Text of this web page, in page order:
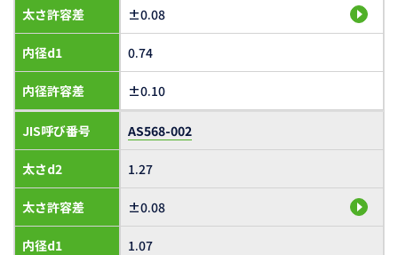
太さ許容差
内径d1
内径許容差
±0.08
0.74
±0.10
JIS呼び番号
太さd2
太さ許容差
内径d1
AS568-002
1.27
±0.08
1.07